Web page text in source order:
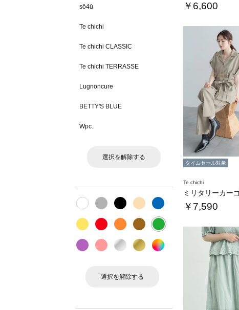
sō4ū
Te chichi
Te chichi CLASSIC
Te chichi TERRASSE
Lugnoncure
BETTY'S BLUE
Wpc.
選択を解除する
選択を解除する
￥6,600
タイムセール対象
Te chichi
￥7,590